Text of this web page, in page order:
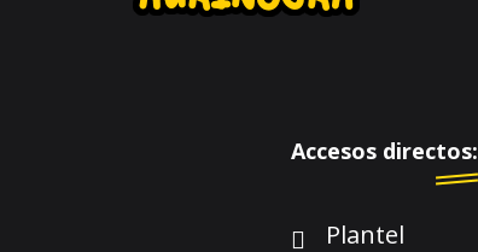
Accesos directos:
Plantel